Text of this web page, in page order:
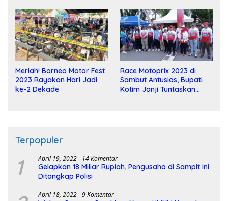
Meriah! Borneo Motor Fest
2023 Rayakan Hari Jadi
ke-2 Dekade
Race Motoprix 2023 di
Sambut Antusias, Bupati
Kotim Janji Tuntaskan
Terpopuler
1 April 19, 2022 14 Komentar
Gelapkan 18 Miliar Rupiah, Pengusaha di Sampit Ini
Ditangkap Polisi
April 18, 2022 9 Komentar